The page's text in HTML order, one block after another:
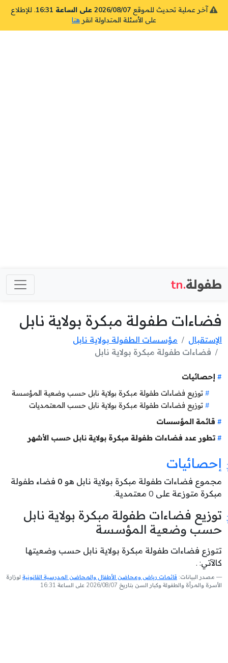
آخر عملية تحديث للموقع 2026/08/07 على الساعة 16:31
. للإطلاع
على الأسئلة المتداولة انقر هنا
طفولة.tn
فضاءات طفولة مبكرة بولاية نابل
الإستقبال
مؤسسات الطفولة بولاية نابل
فضاءات طفولة مبكرة بولاية نابل
إحصائيات
توزيع فضاءات طفولة مبكرة بولاية نابل حسب وضعية المؤسسة
توزيع فضاءات طفولة مبكرة بولاية نابل حسب المعتمديات
قائمة المؤسسات
تطور عدد فضاءات طفولة مبكرة بولاية نابل حسب الأشهر
إحصائيات
مجموع فضاءات طفولة مبكرة بولاية نابل هو 0 فضاء طفولة
مبكرة متوزعة على 0 معتمدية.
توزيع فضاءات طفولة مبكرة بولاية نابل
حسب وضعية المؤسسة
تتوزع فضاءات طفولة مبكرة بولاية نابل حسب وضعيتها
كالآتي: .
مصدر البيانات: قائمات رياض ومحاضن الأطفال والمحاضن المدرسية القانونية لوزارة
الأسرة والمرأة والطفولة وكبار السن بتاريخ 2026/08/07 على الساعة 16:31